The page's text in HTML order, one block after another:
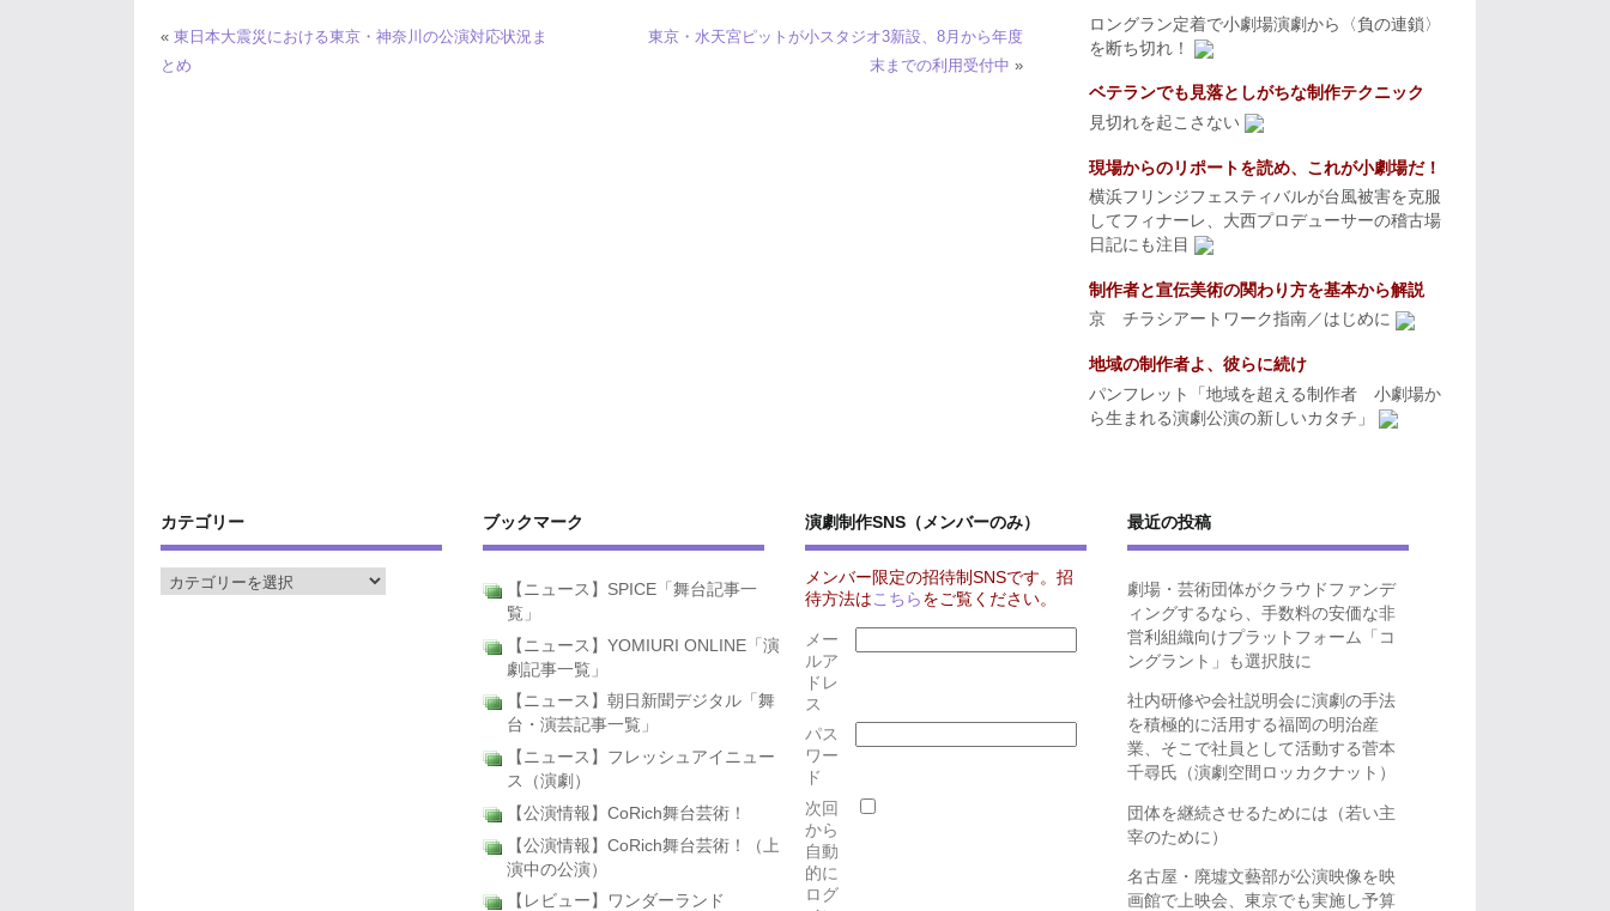
«東日本大震災における東京・神奈川の公演対応状況ま
とめ
東京・水天宮ピットが小スタジオ3新設、8月から年度
末までの利用受付中 »
ロングラン定着で小劇場演劇から〈負の連鎖〉
を断ち切れ！
ベテランでも見落としがちな制作テクニック
見切れを起こさない
現場からのリポートを読め、これが小劇場だ！
横浜フリンジフェスティバルが台風被害を克服
してフィナーレ、大西プロデューサーの稽古場
日記にも注目
制作者と宣伝美術の関わり方を基本から解説
京 チラシアートワーク指南／はじめに
地域の制作者よ、彼らに続け
パンフレット「地域を超える制作者 小劇場か
ら生まれる演劇公演の新しいカタチ」
カテゴリー ブックマーク
【ニュース】SPICE「舞台記事一
覧」
【ニュース】YOMIURI ONLINE「演
劇記事一覧」
【ニュース】朝日新聞デジタル「舞
台・演芸記事一覧」
【ニュース】フレッシュアイニュー
ス（演劇）
【公演情報】CoRich舞台芸術！
【公演情報】CoRich舞台芸術！（上
演中の公演）
【レビュー】ワンダーランド
演劇制作SNS（メンバーのみ）
メンバー限定の招待制SNSです。招
待方法は こちら をご覧ください。
メー
ルア
ドレ
ス
パス
ワー
ド
次回
から
自動
的に
ログ
最近の投稿
劇場・芸術団体がクラウドファンデ
ィングするなら、手数料の安価な非
営利組織向けプラットフォーム「コ
ングラント」も選択肢に
社内研修や会社説明会に演劇の手法
を積極的に活用する福岡の明治産
業、そこで社員として活動する菅本
千尋氏（演劇空間ロッカクナット）
団体を継続させるためには（若い主
宰のために）
名古屋・廃墟文藝部が公演映像を映
画館で上映会、東京でも実施し予算